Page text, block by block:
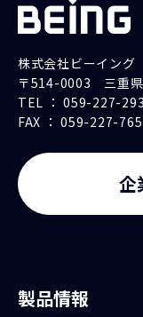
製品情報
株式会社ビーイング
〒514-0003 三重県
TEL ： 059-227-
FAX ： 059-227-
企